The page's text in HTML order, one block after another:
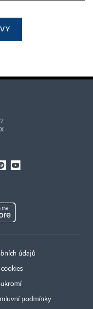
údajů
podmínky